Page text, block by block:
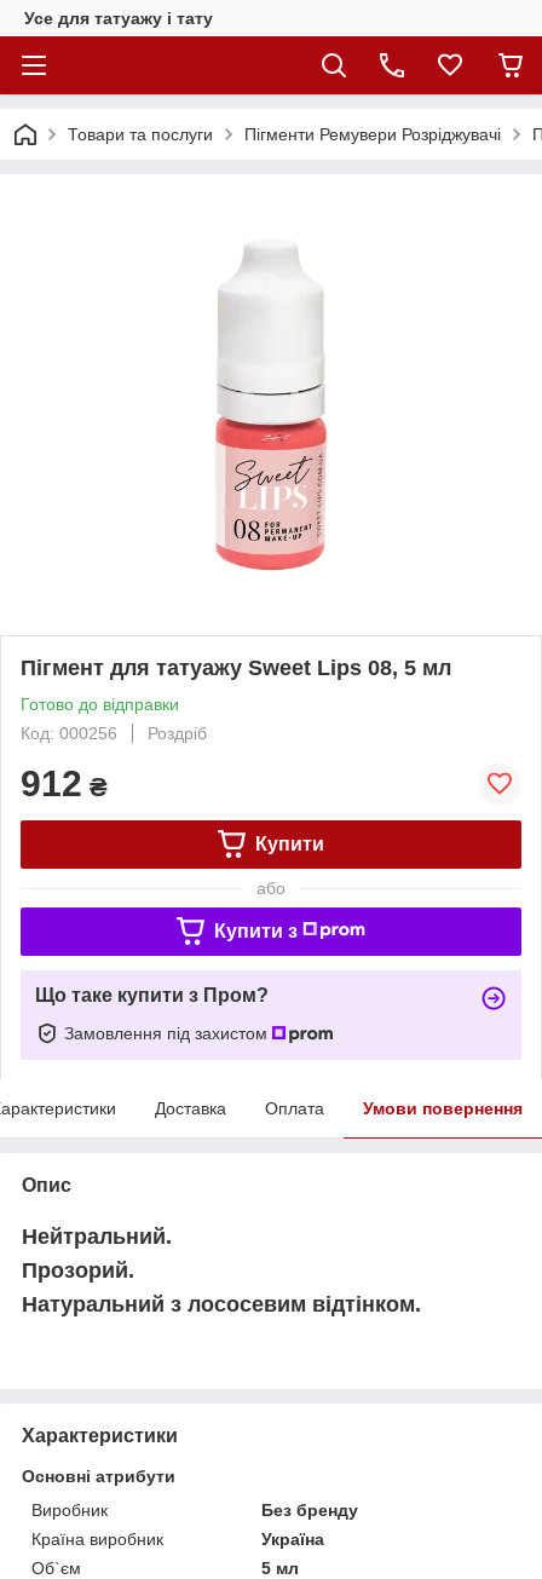
Усе для татуажу і тату
Товари та послуги Пігменти Ремувери Розріджувачі
Пігмент для татуажу Sweet Lips 08, 5 мл
Готово до відправки
Код: 000256
Роздріб
912 ₴
Купити
або
Купити з
Що таке купити з Пром?
Замовлення під захистом
Доставка Оплата Умови повернення
Опис
Нейтральний.
Прозорий.
Натуральний з лососевим відтінком.
Характеристики
Основні атрибути
Виробник
Без бренду
Країна виробник
Україна
Об`єм
5 мл